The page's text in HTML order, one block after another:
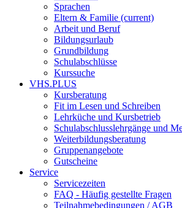
Sprachen
Eltern & Familie (current)
Arbeit und Beruf
Bildungsurlaub
Grundbildung
Schulabschlüsse
Kurssuche
VHS.PLUS
Kursberatung
Fit im Lesen und Schreiben
Lehrküche und Kursbetrieb
Schulabschlusslehrgänge und
Weiterbildungsberatung
Gruppenangebote
Gutscheine
Service
Servicezeiten
FAQ - Häufig gestellte Fragen
Teilnahmebedingungen / AGB